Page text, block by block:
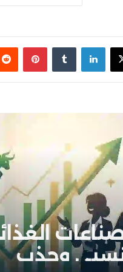
‫X لينكدإن
نسبي وجذب